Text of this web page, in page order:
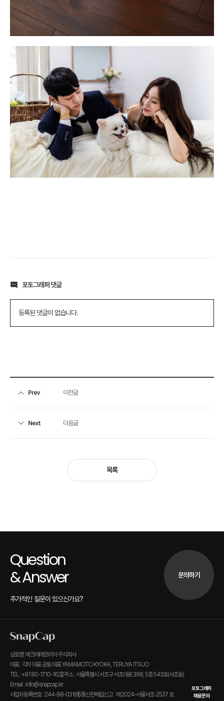
포토그래퍼 댓글
등록된 댓글이 없습니다.
Prev 이전글
Next 다음글
목록
포토그래퍼
채용문의
Question
& Answer
추가적인 질문이 있으신가요?
문의하기
상호명: 에크레레코리아 주식회사
대표 : 각자 대표 공동 대표 YAMAMOTO KYOKA, TERUYA ITSUO
TEL : +81 80-1710-1622주소 : 서울특별시 서초구 서초대로 398, 5층 543호(서초동)
Email : info@snapcap.kr
사업자등록번호 : 244-88-03186통신판매업신고 : 제 2024-서울서초-2537 호